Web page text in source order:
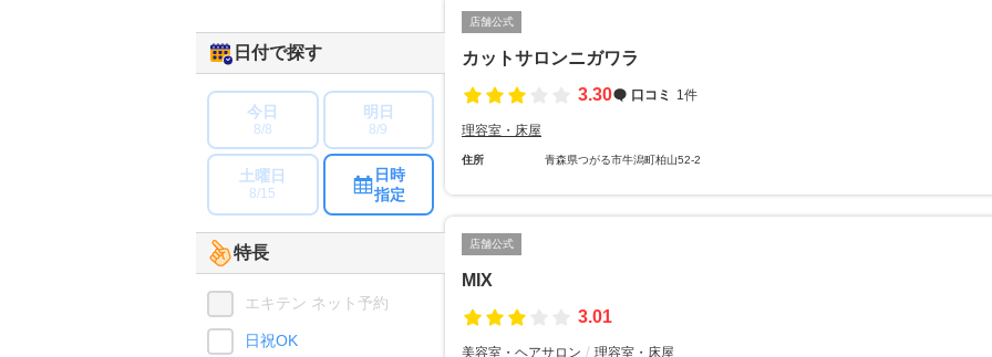
店舗公式
カットサロンニガワラ
3.30
口コミ 1件
理容室・床屋
住所 青森県つがる市牛潟町柏山52-2
店舗公式
MIX
3.01
美容室・ヘアサロン 理容室・床屋
日付で探す
今日
8/8
明日
8/9
土曜日
8/15
日時
指定
特長
エキテン ネット予約
日祝OK